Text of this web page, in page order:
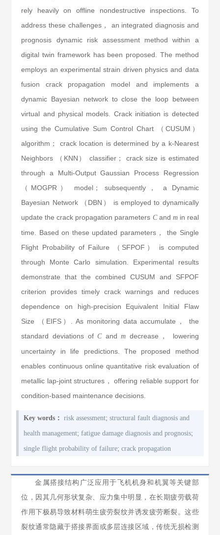
rely heavily on offline nondestructive inspections. To
address these challenges， an integrated diagnosis and
prognosis dynamic risk assessment method within a
digital twin framework has been proposed. The method
employs an experimental strain driven physics and data
fusion crack propagation model and implements a
dynamic Bayesian network to close the loop between
virtual and physical models. Crack initiation is detected
using the Cumulative Sum Control Chart （CUSUM）
algorithm； crack location is determined by a k-Nearest
Neighbors （KNN） classifier； crack size is estimated
through a Multi-Output Gaussian Process Regression
（MOGPR） model； subsequently， a Dynamic
Bayesian Network （DBN） is employed to dynamically
update the crack propagation parameters Cand min real
time. Based on these updated parameters， the Single
Flight Probability of Failure （SFPOF） is computed
through Monte Carlo simulation. Experimental results
demonstrate that the combined CUSUM and SFPOF
criterion provides timely crack warnings and reduces
dependence on high-precision Equivalent Initial Flaw
Size （EIFS）. As monitoring data accumulate， the
standard deviations ofCandm decrease， lowering
uncertainty in life predictions. The proposed method
enables continuous online quantitative risk evaluation of
metallic lap-joint structures， offering reliable support for
condition-based maintenance decisions.
Key words： risk assessment;structural fault diagnosis and
health management;fatigue damage diagnosis and prognosis;
single flight probability of failure;crack propagation
金属搭接结构广泛应用于飞机机身和机翼等关键部
位，因其几何形状复杂、应力集中明显，在长期疲劳载荷
作用下极易导致材料萌生疲劳裂纹并诱发疲劳断裂。这些
裂纹通常隐藏于搭接界面或多层连接区域，传统无损检测